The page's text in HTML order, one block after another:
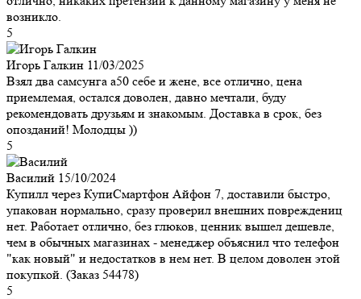
возникло.
5
Игорь Галкин 11/03/2025
Взял два самсунга а50 себе и жене, все отлично, цена
приемлемая, остался доволен, давно мечтали, буду
рекомендовать друзьям и знакомым. Доставка в срок, без
опозданий! Молодцы ))
5
Василий 15/10/2024
Купилл через КупиСмартфон Айфон 7, доставили быстро,
упакован нормально, сразу проверил внешних повреждениц
нет. Работает отлично, без глюков, ценник вышел дешевле,
чем в обычных магазинах - менеджер объяснил что телефон
"как новый" и недостатков в нем нет. В целом доволен этой
покупкой. (Заказ 54478)
5